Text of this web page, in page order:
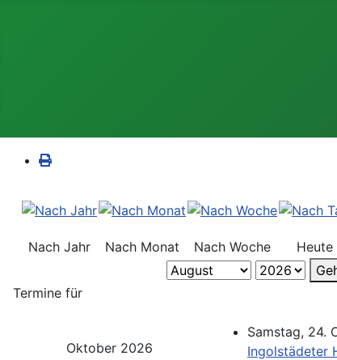
Nach Jahr Nach Monat Nach Woche Heute
Termine für
Oktober 2026
Samstag, 24.
Ingolstädeter